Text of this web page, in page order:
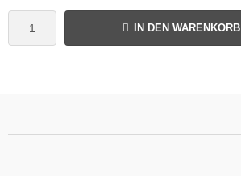
IN DEN WARENKORB